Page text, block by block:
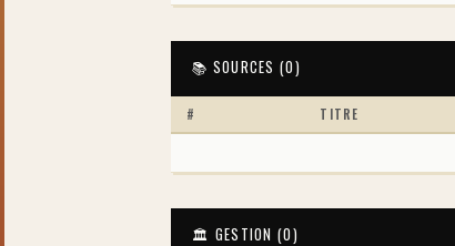
📚 SOURCES (0)
# TITRE
🏛 GESTION (0)